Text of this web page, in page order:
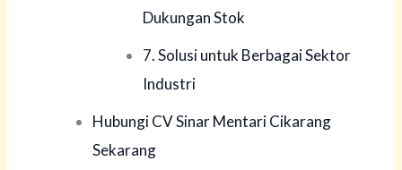
Dukungan Stok
7. Solusi untuk Berbagai Sektor
Industri
Hubungi CV Sinar Mentari Cikarang
Sekarang